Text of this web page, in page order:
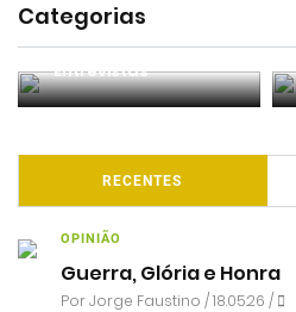
Categorias
Entrevistas
RECENTES
OPINIÃO
Guerra, Glória e Honra
PorJorge Faustino / 18.05.26 /